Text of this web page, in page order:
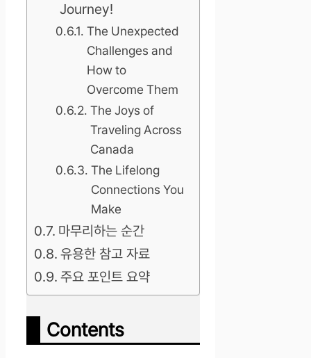
Journey!
The Unexpected
Challenges and
How to
Overcome Them
The Joys of
Traveling Across
Canada
The Lifelong
Connections You
Make
마무리하는 순간
유용한 참고 자료
주요 포인트 요약
Contents